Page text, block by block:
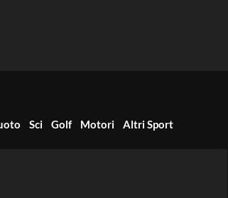
Sci Golf Motori Altri Sport